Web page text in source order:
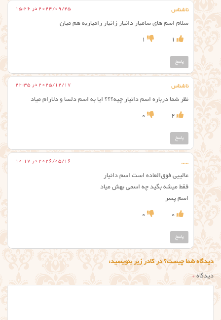
ناشناس 2024/09/25 در 15:26
سلام اسم های سامیار دانیار زانیار رامیاربه هم میان
1
1
پاسخ
ناشناس 2025/12/17 در 22:35
نظر شما درباره اسم دانیار چیه؟؟؟ ایا به اسم دلسا و دلارام میاد
2
0
پاسخ
..... 2026/05/16 در 10:17
عالییی فوق‌العاده است اسم دانیار
فقط میشه بگید چه اسمی بهش میاد
اسم پسر
0
0
پاسخ
دیدگاه شما چیست؟ در کادر زیر بنویسید:
دیدگاه*